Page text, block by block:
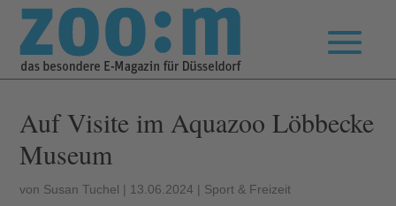
Auf Visite im Aquazoo Löbbecke
Museum
von Susan Tuchel | 13.06.2024 | Sport & Freizeit